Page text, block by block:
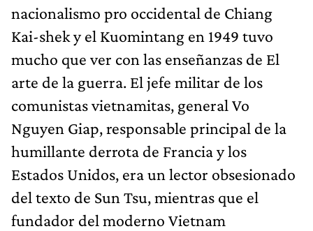
nacionalismo pro occidental de Chiang
Kai-shek y el Kuomintang en 1949 tuvo
mucho que ver con las enseñanzas de El
arte de la guerra. El jefe militar de los
comunistas vietnamitas, general Vo
Nguyen Giap, responsable principal de la
humillante derrota de Francia y los
Estados Unidos, era un lector obsesionado
del texto de Sun Tsu, mientras que el
fundador del moderno Vietnam